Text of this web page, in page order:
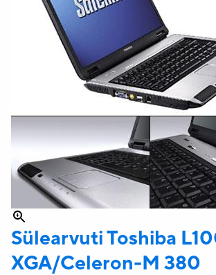
Sülearvuti Toshiba
XGA/Celeron-M 380